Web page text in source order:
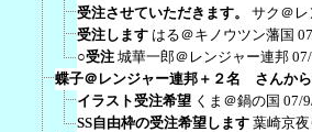
受注させていただきます。
サク＠
受注します はる＠キノウツン藩国
○受注 城華一郎＠レンジャー連邦
蝶子＠レンジャー連邦＋２名 さんか
イラスト受注希望 くま＠鍋の国 07/
SS自由枠の受注希望します 葉崎京